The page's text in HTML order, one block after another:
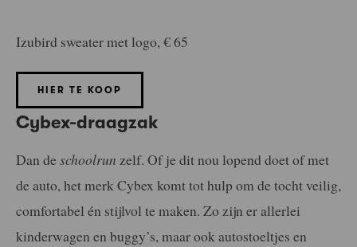
Izubird sweater met logo, € 65
HIER TE KOOP
Cybex-draagzak
Dan de schoolrun zelf. Of je dit nou lopend doet of met
de auto, het merk Cybex komt tot hulp om de tocht veilig,
comfortabel én stijlvol te maken. Zo zijn er allerlei
kinderwagen en buggy’s, maar ook autostoeltjes en